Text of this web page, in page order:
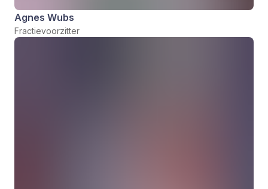
Agnes Wubs
Fractievoorzitter